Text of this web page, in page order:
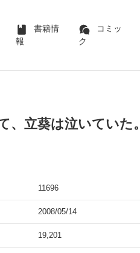
書籍情
報
コミッ
ク
、立葵は泣いていた。
11696
2008/05/14
19,201